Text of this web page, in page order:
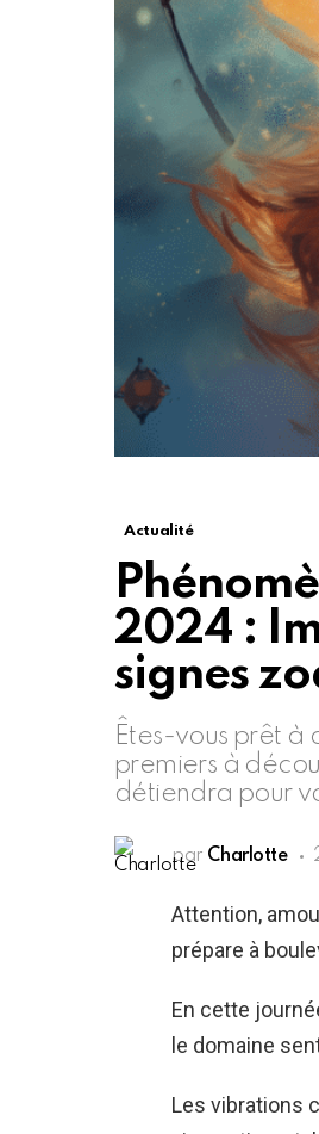
Actualité
2024 :
signes
Êtes-vous prêt à
premiers à
détiendra pour
par Charlotte
Attention,
prépare à
En cette
le domaine
Les vibrations